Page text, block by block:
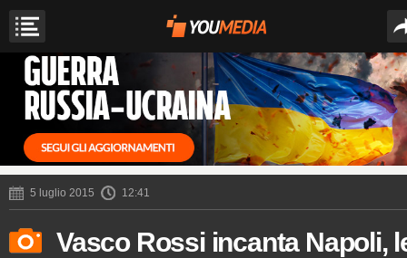
5 luglio 2015 12:41
Vasco Rossi incanta Napoli,